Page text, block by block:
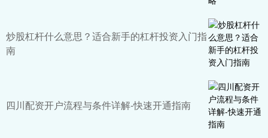
炒股杠杆什么意思？适合新手的杠杆投资入门指
南
四川配资开户流程与条件详解-快速开通指南